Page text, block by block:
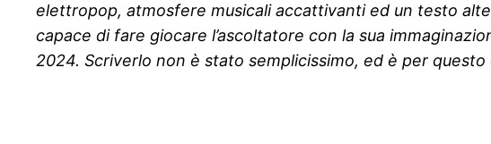
elettropop, atmosfere musicali accattivanti ed un testo
capace di fare giocare l’ascoltatore con la sua
2024. Scriverlo non è stato semplicissimo, ed è per